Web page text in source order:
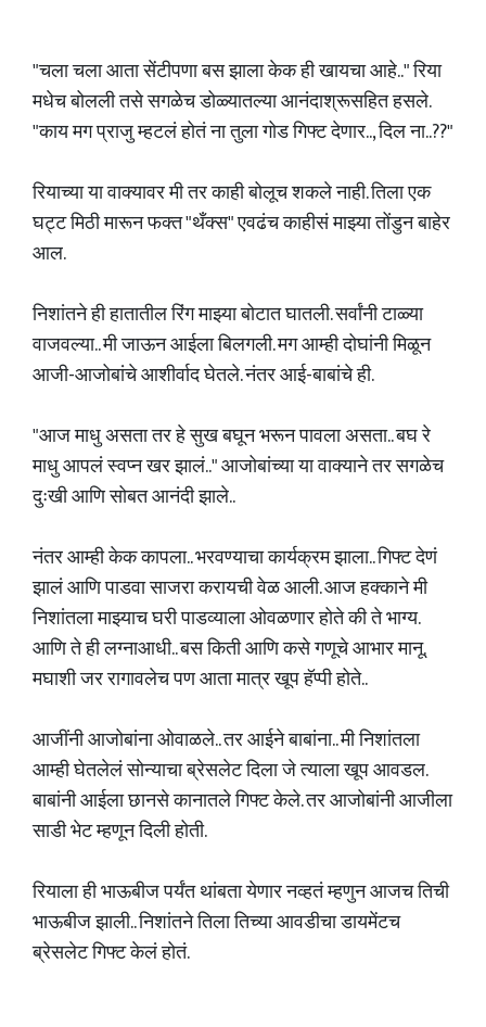
"चला चला आता सेंटीपणा बस झाला केक ही खायचा आहे.." रिया
मधेच बोलली तसे सगळेच डोळ्यातल्या आनंदाश्रूसहित हसले.
"काय मग प्राजु म्हटलं होतं ना तुला गोड गिफ्ट देणार.., दिल ना..??"
रियाच्या या वाक्यावर मी तर काही बोलूच शकले नाही. तिला एक
घट्ट मिठी मारून फक्त "थँक्स" एवढंच काहीसं माझ्या तोंडुन बाहेर
आल.
निशांतने ही हातातील रिंग माझ्या बोटात घातली. सर्वांनी टाळ्या
वाजवल्या.. मी जाऊन आईला बिलगली. मग आम्ही दोघांनी मिळून
आजी-आजोबांचे आशीर्वाद घेतले. नंतर आई-बाबांचे ही.
"आज माधु असता तर हे सुख बघून भरून पावला असता.. बघ रे
माधु आपलं स्वप्न खर झालं.." आजोबांच्या या वाक्याने तर सगळेच
दुःखी आणि सोबत आनंदी झाले..
नंतर आम्ही केक कापला.. भरवण्याचा कार्यक्रम झाला.. गिफ्ट देणं
झालं आणि पाडवा साजरा करायची वेळ आली. आज हक्काने मी
निशांतला माझ्याच घरी पाडव्याला ओवळणार होते की ते भाग्य.
आणि ते ही लग्नाआधी.. बस किती आणि कसे गणूचे आभार मानू.
मघाशी जर रागावलेच पण आता मात्र खूप हॅप्पी होते..
आजींनी आजोबांना ओवाळले.. तर आईने बाबांना.. मी निशांतला
आम्ही घेतलेलं सोन्याचा ब्रेसलेट दिला जे त्याला खूप आवडल.
बाबांनी आईला छानसे कानातले गिफ्ट केले. तर आजोबांनी आजीला
साडी भेट म्हणून दिली होती.
रियाला ही भाऊबीज पर्यंत थांबता येणार नव्हतं म्हणुन आजच तिची
भाऊबीज झाली.. निशांतने तिला तिच्या आवडीचा डायमेंटच
ब्रेसलेट गिफ्ट केलं होतं.